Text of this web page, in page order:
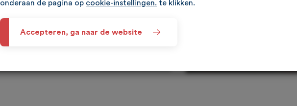
onderaan de pagina op cookie-instellingen. te klikken.
Accepteren, ga naar de website